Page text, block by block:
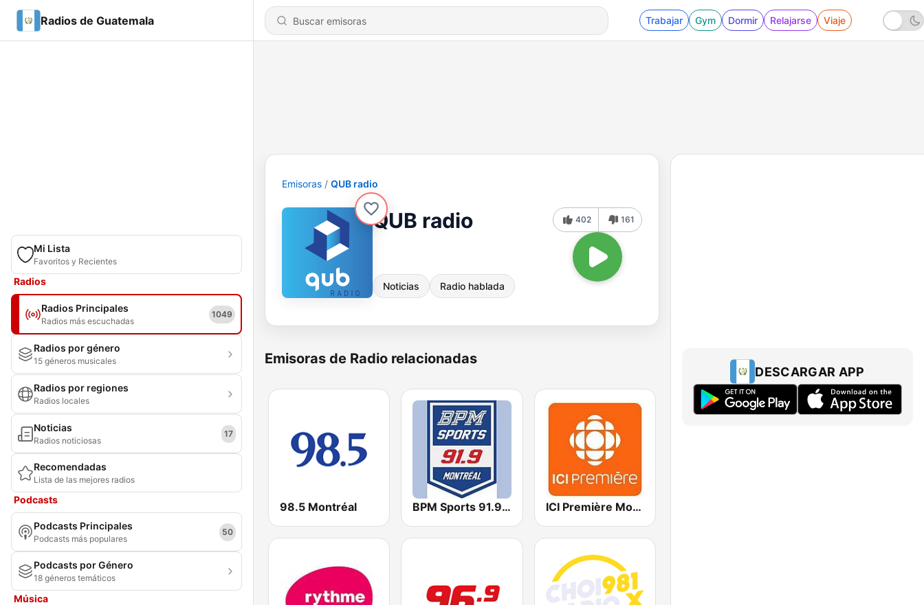
Radios de Guatemala Trabajar Gym Dormir Relajarse Viaje
Mi Lista
Favoritos y Recientes
Radios
Radios Principales
Radios más escuchadas
1049
Radios por género
15 géneros musicales
Radios por regiones
Radios locales
Noticias
Radios noticiosas
17
Recomendadas
Lista de las mejores radios
Podcasts
Podcasts Principales
Podcasts más populares
50
Podcasts por Género
18 géneros temáticos
Música
Emisoras QUB radio
QUB radio
Noticias Radio hablada
402 161
Emisoras de Radio relacionadas
98.5 Montréal BPM Sports 91.9 FM ICI Première Montréal
DESCARGAR APP